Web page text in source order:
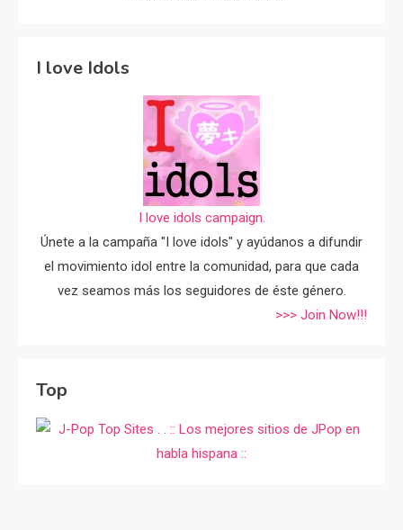
I love Idols
I love idols campaign.
Únete a la campaña "I love idols" y ayúdanos a difundir
el movimiento idol entre la comunidad, para que cada
vez seamos más los seguidores de éste género.
>>> Join Now!!!
Top